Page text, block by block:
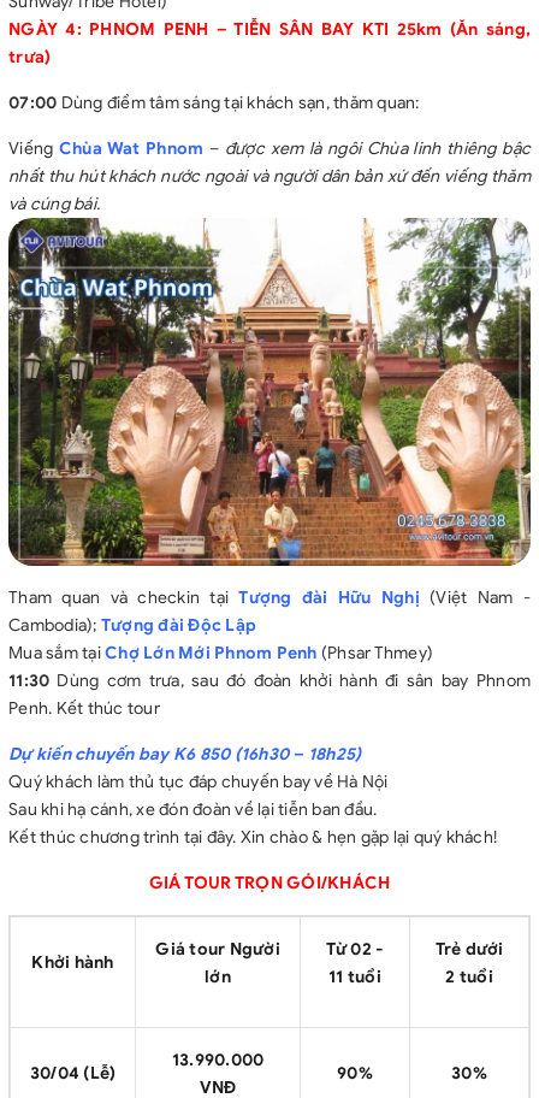
NGÀY 4: PHNOM PENH – TIỄN SÂN BAY KTI 25km (Ăn sáng,
trưa)
07:00 Dùng điểm tâm sáng tại khách sạn, thăm quan:
Viếng Chùa Wat Phnom – được xem là ngôi Chùa linh thiêng bậc
nhất thu hút khách nước ngoài và người dân bản xứ đến viếng thăm
và cúng bái.
Tham quan và checkin tạiTượng đài Hữu Nghị (Việt Nam -
Cambodia); Tượng đài Độc Lập
Mua sắm tạiChợ Lớn Mới Phnom Penh (Phsar Thmey)
11:30 Dùng cơm trưa, sau đó đoàn khởi hành đi sân bay Phnom
Penh. Kết thúc tour
Dự kiến chuyến bay K6 850 (16h30 – 18h25)
Quý khách làm thủ tục đáp chuyến bay về Hà Nội
Sau khi hạ cánh, xe đón đoàn về lại tiễn ban đầu.
Kết thúc chương trình tại đây. Xin chào & hẹn gặp lại quý khách!
GIÁ TOUR TRỌN GÓI/KHÁCH
Khởi hành
Giá tour Người
lớn
Từ 02 -
11 tuổi
Trẻ dưới
2 tuổi
30/04 (Lễ)
13.990.000
VNĐ
90% 30%